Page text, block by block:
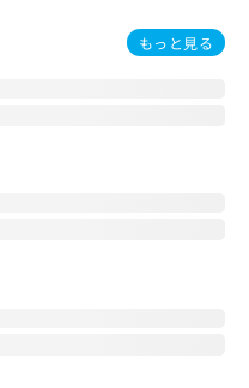
もっと見る